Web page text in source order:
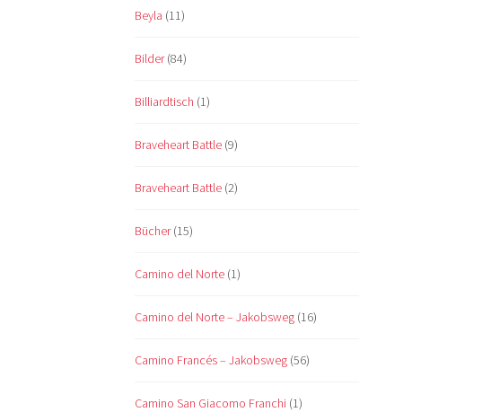
Beyla (11)
Bilder(84)
Billiardtisch (1)
Braveheart Battle (9)
Braveheart Battle (2)
Bücher(15)
Camino del Norte (1)
Camino del Norte – Jakobsweg (16)
Camino Francés – Jakobsweg (56)
Camino San Giacomo Franchi (1)